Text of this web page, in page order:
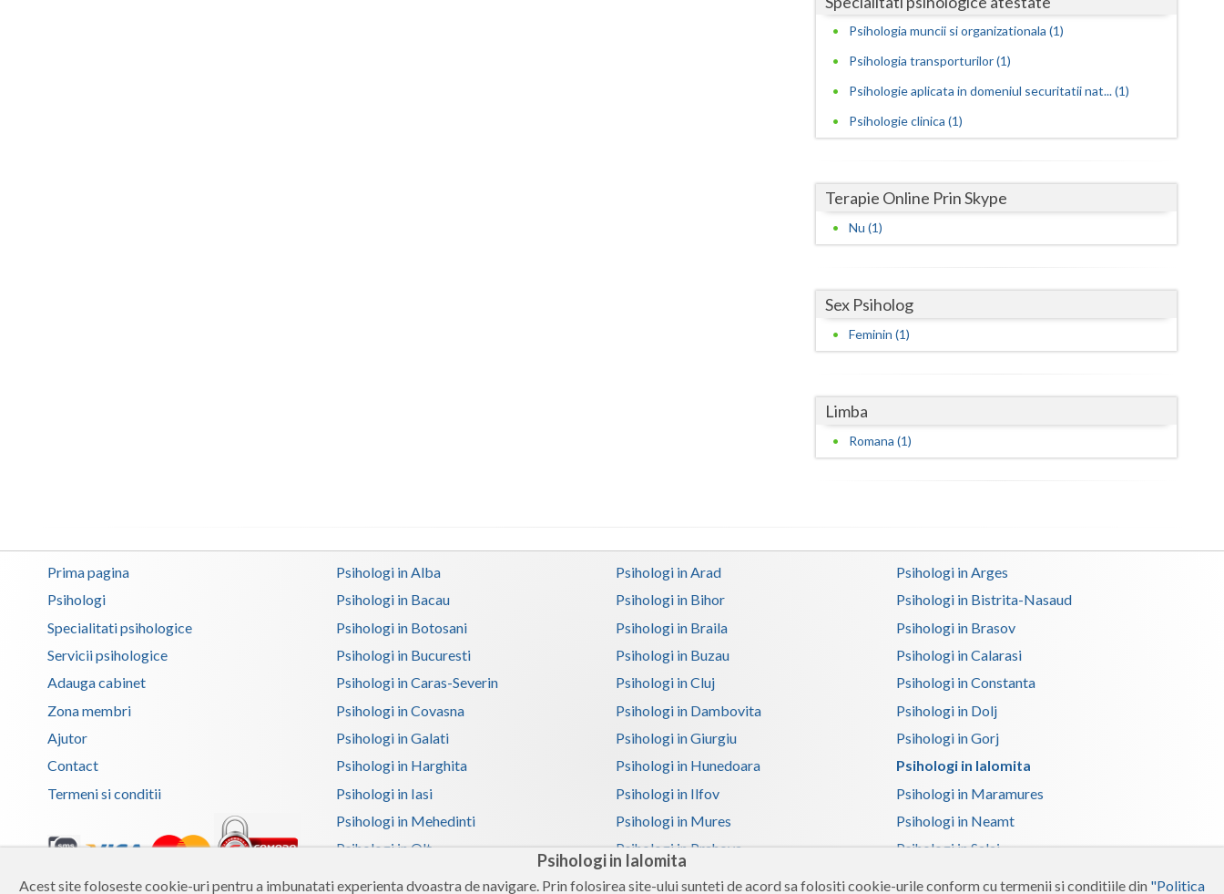
Psihologi in Ialomita
Acest site foloseste cookie-uri pentru a imbunatati experienta dvoastra de navigare. Prin folosirea site-ului sunteti de acord sa folositi cookie-urile conform cu termenii si conditiile din "Politica
Giurgiu
Hunedoara
Iasi
Sibiu
Suceava
Teleorman
Timis
Valcea
Vaslui
Psihologia muncii si organizationala (1)
Psihologia transporturilor (1)
Psihologie aplicata in domeniul securitatii nat... (1)
Psihologie clinica (1)
Terapie Online Prin Skype
Nu (1)
Sex Psiholog
Feminin (1)
Limba
Romana (1)
Prima pagina
Psihologi
Specialitati psihologice
Servicii psihologice
Adauga cabinet
Zona membri
Ajutor
Contact
Termeni si conditii
Copyright 2026 Reframing SRL
Psihologi in Alba Psihologi in Arad
Psihologi in Arges
Psihologi in Bacau
Psihologi in Bihor
Psihologi in Bistrita-Nasaud
Psihologi in Botosani
Psihologi in Braila
Psihologi in Brasov
Psihologi in Bucuresti
Psihologi in Buzau
Psihologi in Calarasi
Psihologi in Caras-Severin
Psihologi in Cluj
Psihologi in Constanta
Psihologi in Covasna
Psihologi in Dambovita
Psihologi in Dolj
Psihologi in Galati
Psihologi in Giurgiu
Psihologi in Gorj
Psihologi in Harghita
Psihologi in Hunedoara
Psihologi in Ialomita
Psihologi in Iasi
Psihologi in Ilfov
Psihologi in Maramures
Psihologi in Mehedinti
Psihologi in Mures
Psihologi in Neamt
Psihologi in Olt
Psihologi in Prahova
Psihologi in Salaj